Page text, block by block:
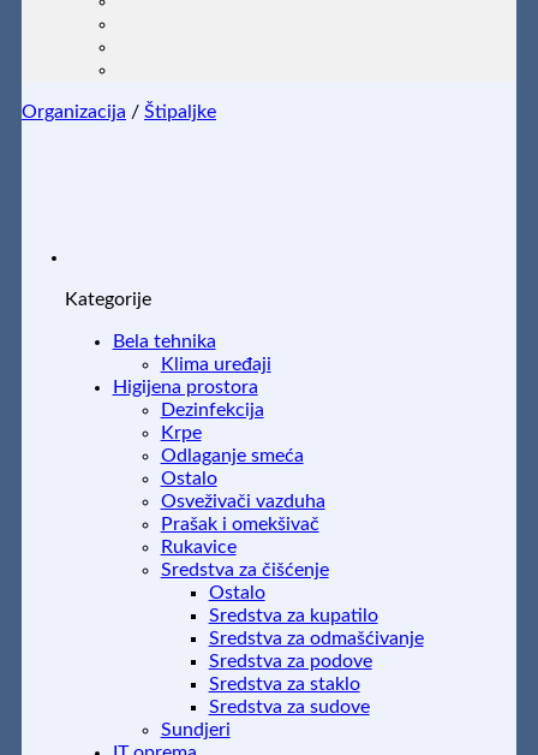
Organizacija / Štipaljke
Kategorije
Bela tehnika
Klima uređaji
Higijena prostora
Dezinfekcija
Krpe
Odlaganje smeća
Ostalo
Osveživači vazduha
Prašak i omekšivač
Rukavice
Sredstva za čišćenje
Ostalo
Sredstva za kupatilo
Sredstva za odmašćivanje
Sredstva za podove
Sredstva za staklo
Sredstva za sudove
Sundjeri